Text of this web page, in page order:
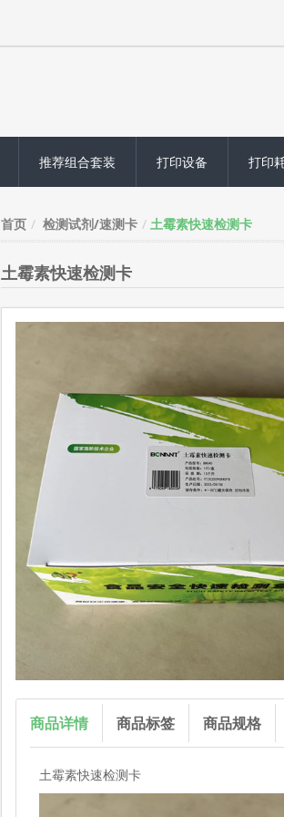
推荐组合套装 打印设备 打印
首页 检测试剂/速测卡 土霉素快速检测卡
土霉素快速检测卡
商品详情 商品标签 商品规格
土霉素快速检测卡